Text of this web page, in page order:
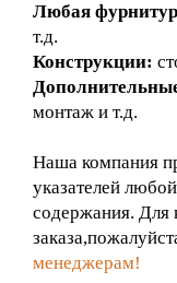
Любая
т.д.
Конструкции:
монтаж и т.д.
Наша компания
указателей
содержания. Для
менеджерам!